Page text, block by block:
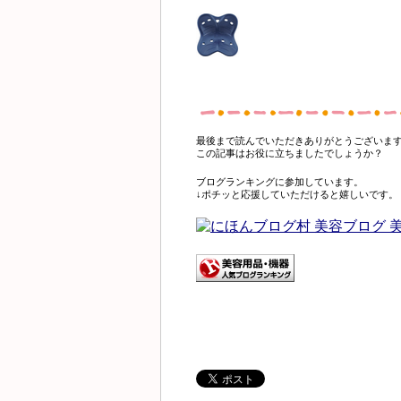
最後まで読んでいただきありがとうございま
この記事はお役に立ちましたでしょうか？
ブログランキングに参加しています。
↓ポチッと応援していただけると嬉しいです。